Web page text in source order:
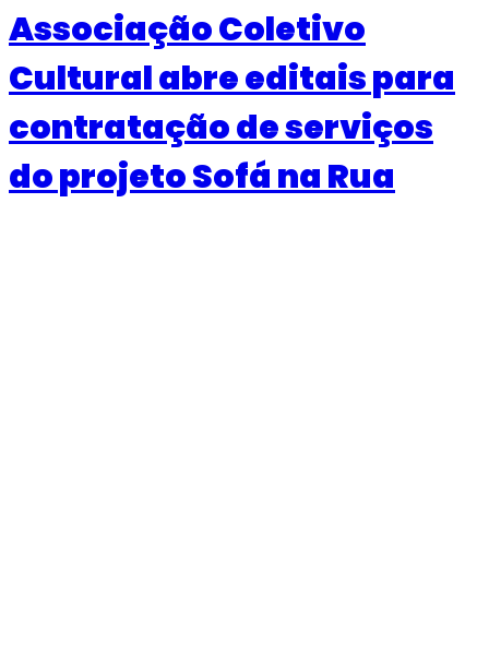
Associação Coletivo
Cultural abre editais para
contratação de serviços
do projeto Sofá na Rua